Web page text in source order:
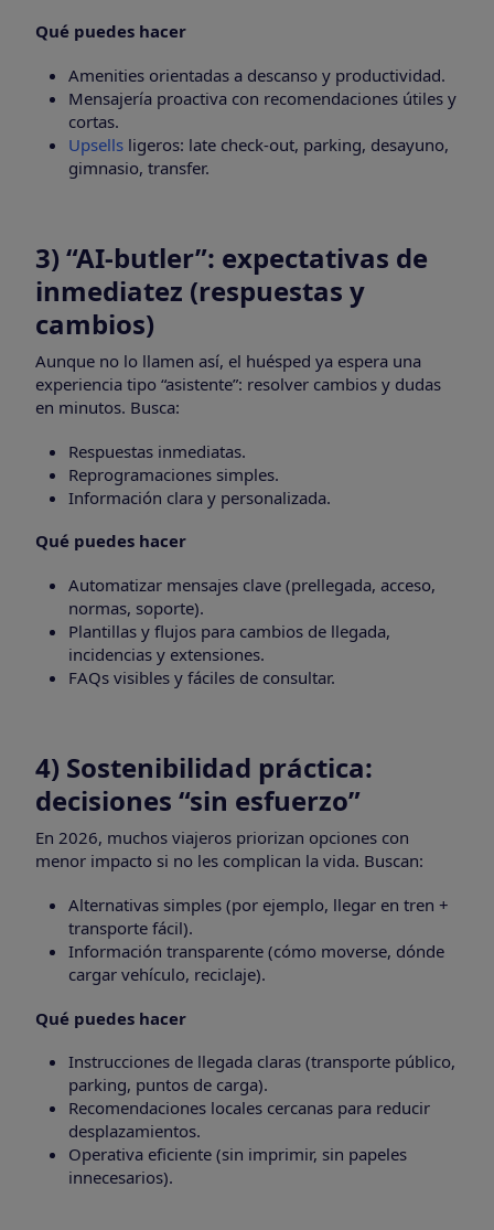
Qué puedes hacer
Amenities orientadas a descanso y productividad.
Mensajería proactiva con recomendaciones útiles y
cortas.
Upsells ligeros: late check-out, parking, desayuno,
gimnasio, transfer.
3) “AI-butler”: expectativas de
inmediatez (respuestas y
cambios)
Aunque no lo llamen así, el huésped ya espera una
experiencia tipo “asistente”: resolver cambios y dudas
en minutos. Busca:
Respuestas inmediatas.
Reprogramaciones simples.
Información clara y personalizada.
Qué puedes hacer
Automatizar mensajes clave (prellegada, acceso,
normas, soporte).
Plantillas y flujos para cambios de llegada,
incidencias y extensiones.
FAQs visibles y fáciles de consultar.
4) Sostenibilidad práctica:
decisiones “sin esfuerzo”
En 2026, muchos viajeros priorizan opciones con
menor impacto si no les complican la vida. Buscan:
Alternativas simples (por ejemplo, llegar en tren +
transporte fácil).
Información transparente (cómo moverse, dónde
cargar vehículo, reciclaje).
Qué puedes hacer
Instrucciones de llegada claras (transporte público,
parking, puntos de carga).
Recomendaciones locales cercanas para reducir
desplazamientos.
Operativa eficiente (sin imprimir, sin papeles
innecesarios).